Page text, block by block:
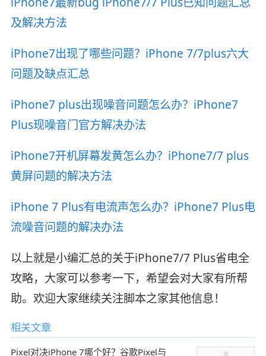
及解决方法
iPhone7出现了哪些问题？iPhone 7/7plus六大
问题及缺点汇总
iPhone7 plus出现噪音问题怎么办？iPhone7
Plus现噪音门官方解决办法
iPhone7开机屏幕发黄怎么办？iPhone7/7 plus
黄屏问题的解决方法
iPhone 7 Plus有电流声怎么办？iPhone7 Plus电
流噪音问题的解决办法
以上就是小编汇总的关于iPhone7/7 Plus省电全
攻略，大家可以参考一下，希望会对大家有所帮
助。欢迎大家继续关注脚本之家其他信息！
相关文章
Pixel对决iPhone 7哪个好？谷歌Pixel与